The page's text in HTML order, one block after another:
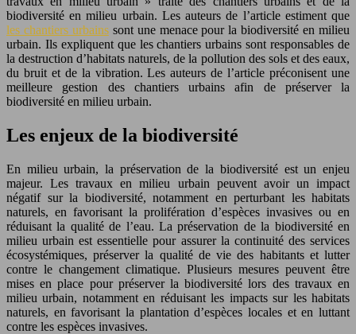
biodiversité en milieu urbain. Les auteurs de l’article estiment que
les chantiers urbainssont une menace pour la biodiversité en milieu
urbain. Ils expliquent que les chantiers urbains sont responsables de
la destruction d’habitats naturels, de la pollution des sols et des eaux,
du bruit et de la vibration. Les auteurs de l’article préconisent une
meilleure gestion des chantiers urbains afin de préserver la
biodiversité en milieu urbain.
Les enjeux de la biodiversité
En milieu urbain, la préservation de la biodiversité est un enjeu
majeur. Les travaux en milieu urbain peuvent avoir un impact
négatif sur la biodiversité, notamment en perturbant les habitats
naturels, en favorisant la prolifération d’espèces invasives ou en
réduisant la qualité de l’eau. La préservation de la biodiversité en
milieu urbain est essentielle pour assurer la continuité des services
écosystémiques, préserver la qualité de vie des habitants et lutter
contre le changement climatique. Plusieurs mesures peuvent être
mises en place pour préserver la biodiversité lors des travaux en
milieu urbain, notamment en réduisant les impacts sur les habitats
naturels, en favorisant la plantation d’espèces locales et en luttant
contre les espèces invasives.